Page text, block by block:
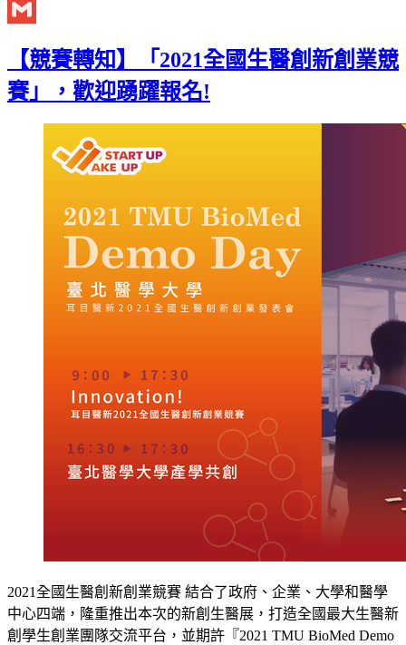
Twitter
【競賽轉知】「2021全國生醫創新創業競
賽」，歡迎踴躍報名!
2021全國生醫創新創業競賽 結合了政府、企業、大學和醫學
中心四端，隆重推出本次的新創生醫展，打造全國最大生醫新
創學生創業團隊交流平台，並期許『2021 TMU BioMed Demo